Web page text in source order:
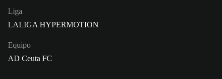
Liga
LALIGA HYPERMOTION
Equipo
AD Ceuta FC